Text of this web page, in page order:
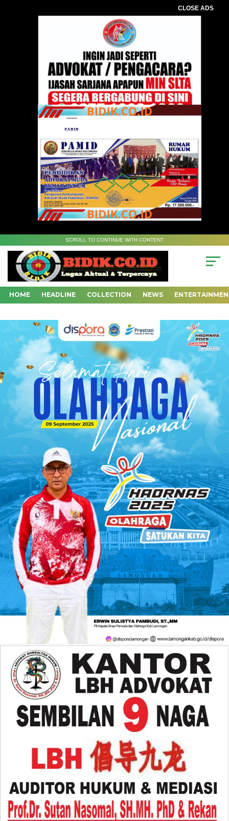
CLOSE ADS
SCROLL TO CONTINUE WITH CONTENT
HOME HEADLINE COLLECTION NEWS